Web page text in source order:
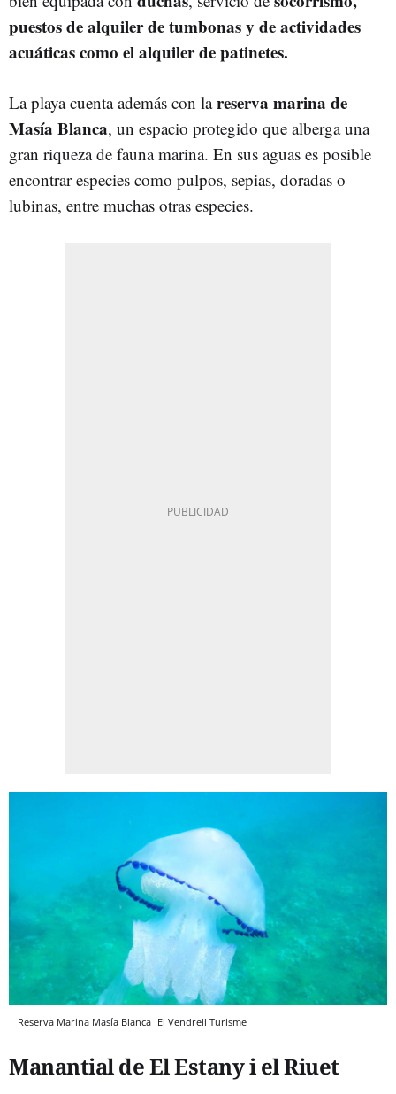
puestos de alquiler de tumbonas y de actividades
acuáticas como el alquiler de patinetes.
La playa cuenta además con lareserva marina de
Masía Blanca, un espacio protegido que alberga una
gran riqueza de fauna marina. En sus aguas es posible
encontrar especies como pulpos, sepias, doradas o
lubinas, entre muchas otras especies.
Reserva Marina Masía Blanca El Vendrell Turisme
Manantial de El Estany i el Riuet